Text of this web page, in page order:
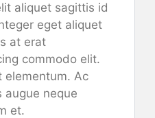
aliquet sagittis id
eget aliquet
at erat
commodo elit.
elementum. Ac
augue neque
et.